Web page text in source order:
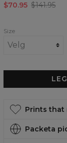
$70.95 $141.95
Size
Prints that
Packeta